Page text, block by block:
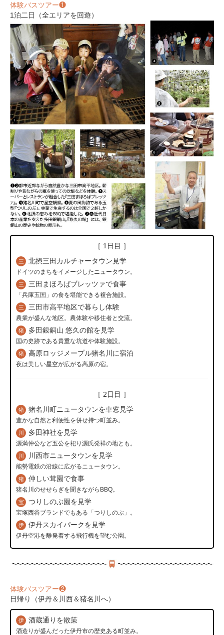
体験バスツアー❶
1泊二日（全エリアを回遊）
［ 1日目 ］
三 北摂三田カルチャータウン見学
ドイツのまちをイメージしたニュータウン。
三 三田まほろばブレッツァで食事
「兵庫五国」の食を堪能できる複合施設。
三 三田市高平地区で暮らし体験
農業が盛んな地区。農体験や移住者と交流。
猪 多田銀銅山 悠久の館を見学
国の史跡である貴重な坑道や体験施設。
猪 高原ロッジメープル猪名川に宿泊
夜は美しい星空が広がる高原の宿。
［ 2日目 ］
猪 猪名川町ニュータウンを車窓見学
豊かな自然と利便性を併せ持つ町並み。
川 多田神社を見学
源満仲公など五公を祀り源氏発祥の地とも。
川 川西市ニュータウンを見学
能勢電鉄の沿線に広がるニュータウン。
猪 仲しい茸園で食事
猪名川のせせらぎを聞きながらBBQ。
宝 つりしのぶ園を見学
宝塚西谷ブランドでもある「つりしのぶ」。
伊 伊丹スカイパークを見学
伊丹空港を離発着する飛行機を望む公園。
体験バスツアー❷
日帰り（伊丹＆川西＆猪名川へ）
伊 酒蔵通りを散策
酒造りが盛んだった伊丹市の歴史ある町並み。